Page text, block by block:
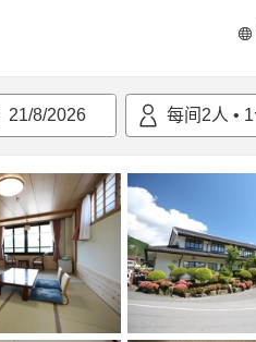
21/8/2026 每间 2人 • 1